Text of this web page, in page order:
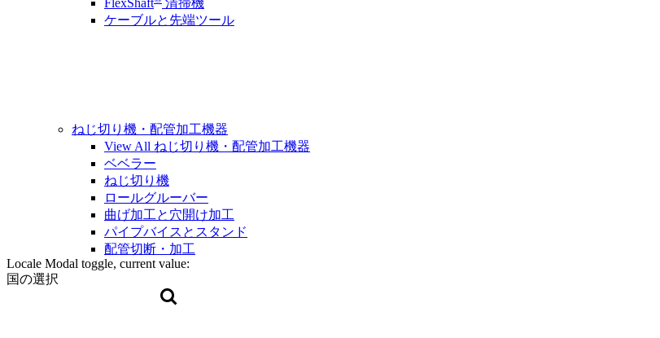
Locale Modal toggle, current value:
国の選択
ケーブルと先端ツール
ねじ切り機・配管加工機器
View All ねじ切り機・配管加工機器
ベベラー
ねじ切り機
ロールグルーバー
曲げ加工と穴開け加工
パイプバイスとスタンド
配管切断・加工